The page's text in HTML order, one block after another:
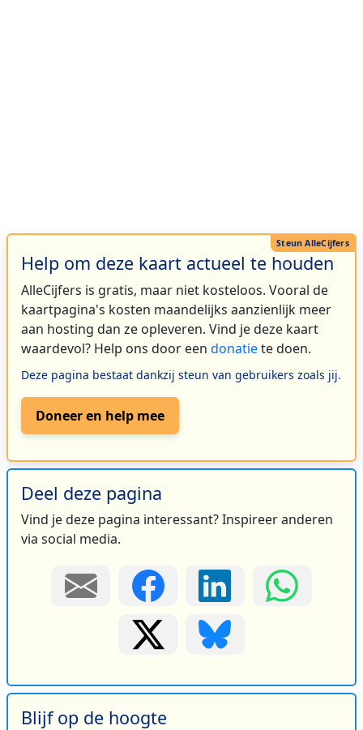
Help om deze kaart actueel te houden
AlleCijfers is gratis, maar niet kosteloos. Vooral de
kaartpagina's kosten maandelijks aanzienlijk meer
aan hosting dan ze opleveren. Vind je deze kaart
waardevol? Help ons door een donatiete doen.
Deze pagina bestaat dankzij steun van gebruikers zoals jij.
Doneer en help mee
Deel deze pagina
Vind je deze pagina interessant? Inspireer anderen
via social media.
Blijf op de hoogte